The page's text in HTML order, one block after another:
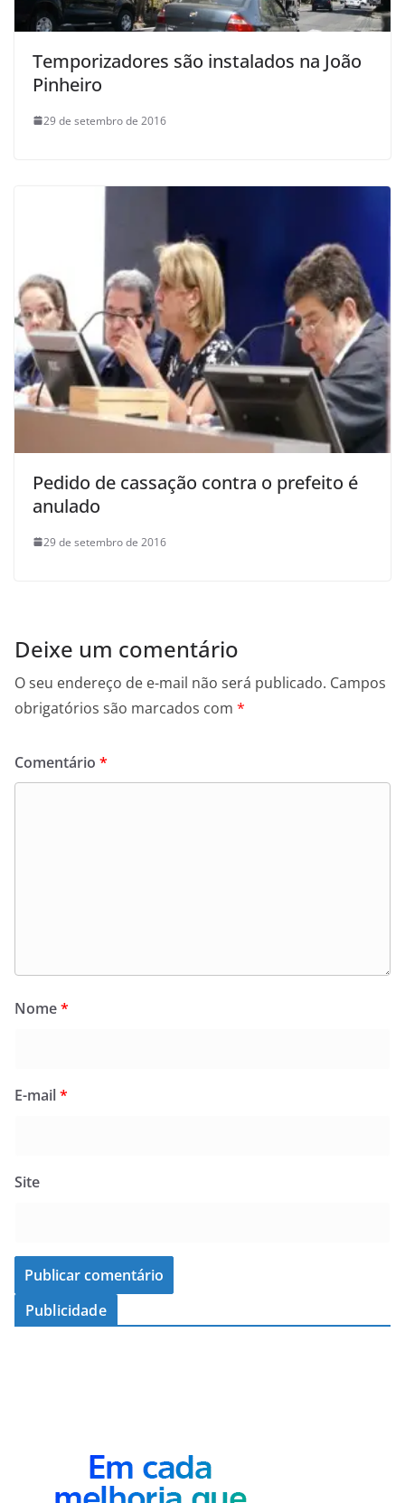
Temporizadores são instalados na João
Pinheiro
29 de setembro de 2016
Pedido de cassação contra o prefeito é
anulado
29 de setembro de 2016
Deixe um comentário
O seu endereço de e-mail não será publicado. Campos
obrigatórios são marcados com *
Comentário *
Nome*
E-mail*
Site
Publicidade